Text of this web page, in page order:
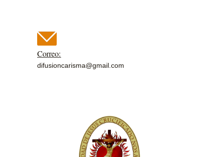
Correo:
difusioncarisma@gmail.com